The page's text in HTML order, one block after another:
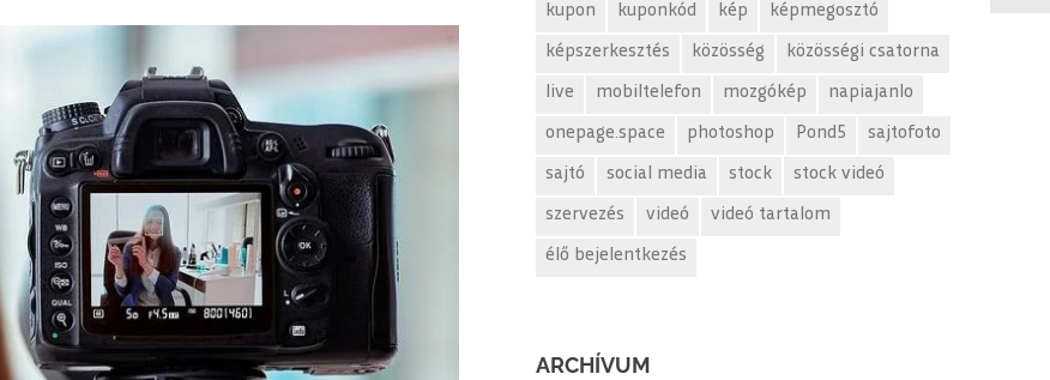
kupon kuponkód kép képmegosztó
képszerkesztés közösség közösségi csatorna
live mobiltelefon mozgókép napiajanlo
onepage.space photoshop Pond5 sajtofoto
sajtó social media stock stock videó
szervezés videó videó tartalom
élő bejelentkezés
ARCHÍVUM